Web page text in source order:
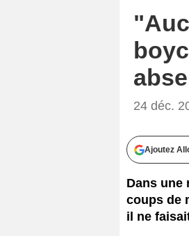
24 déc.
Ajoutez
Dans une
coups de
il ne